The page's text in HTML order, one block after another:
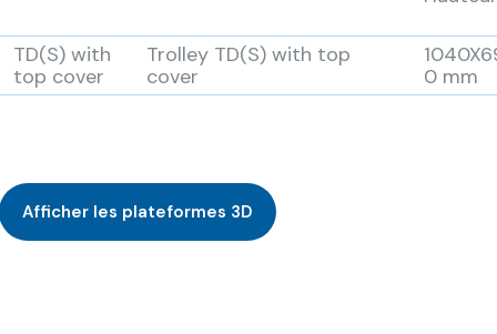
TD(S) with
top cover
Trolley TD(S) with top
cover
0 mm
Afficher les plateformes 3D